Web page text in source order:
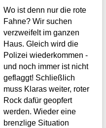
Wo ist denn nur die rote
Fahne? Wir suchen
verzweifelt im ganzen
Haus. Gleich wird die
Polizei wiederkommen -
und noch immer ist nicht
geflaggt! Schließlich
muss Klaras weiter, roter
Rock dafür geopfert
werden. Wieder eine
brenzlige Situation